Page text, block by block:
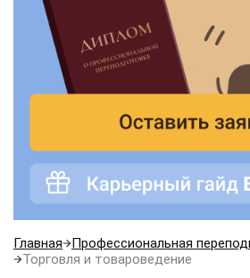
Главная
Профессиональная
Торговля и товароведение